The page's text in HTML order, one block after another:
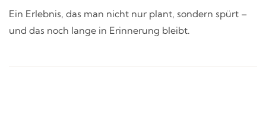
Ein Erlebnis, das man nicht nur plant, sondern spürt –
und das noch lange in Erinnerung bleibt.